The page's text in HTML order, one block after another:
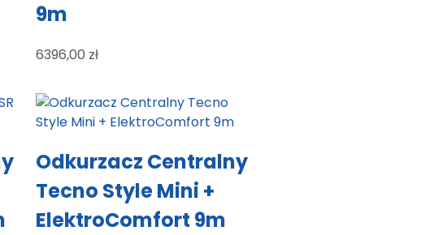
9m
6396,00 zł
Odkurzacz Centralny
Tecno Style Mini +
ElektroComfort 9m